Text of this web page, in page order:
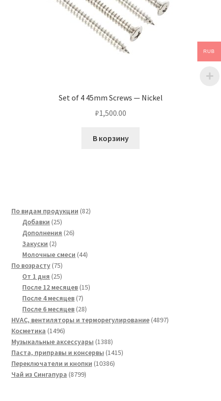
Set of 4 45mm Screws — Nickel
₽1,500.00
В корзину
По видам продукции 8282
Добавки 2525
товаров
Дополнения 2626
Закуски 22
товара
Молочные смеси 4444
По возрасту 7575
товаров
От 1 дня 2525
товаров
После 12 месяцев 1515
После 4 месяцев 77
товаров
После 6 месяцев 2828
товаров
HVAC, вентиляторы и терморегулирование 48974897
Косметика 14961496
товаров
Музыкальные аксессуары 13881388
товаров
Паста, приправы и консервы 14151415
Переключатели и кнопки 1038610386
Чай из Сингапура 87998799
RUB